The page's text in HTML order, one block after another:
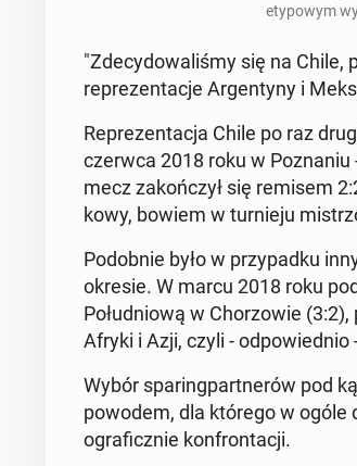
ety­powym
"Zde­cy­dowal­iśmy się na Chile,
reprezen­tac­je Ar­gen­tyny i
Reprezen­tac­ja Chile po raz
czerwca 2018 roku w
mecz za­kończył się remisem
kowy, bowiem w turnieju
Podob­nie było w przy­pad­ku
okresie. W marcu 2018 roku
Połud­niową w Chor­zowie
Afryki i Azji, czyli -
Wybór spar­ing­part­nerów pod
powodem, dla którego w ogóle
ograficznie kon­frontacji.